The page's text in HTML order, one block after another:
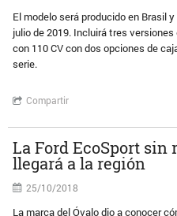
El modelo será producido en Brasil
julio de 2019. Incluirá tres
con 110 CV con dos opciones de
serie.
Compartir
La Ford EcoSport sin
llegará a la región
25/10/2018
La marca del Óvalo dio a conocer